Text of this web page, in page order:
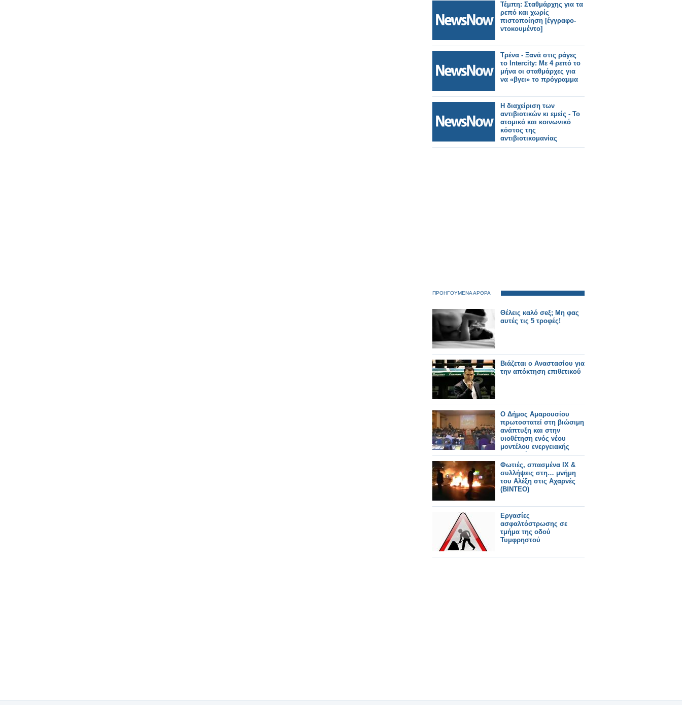
Τέμπη: Σταθμάρχης για τα
ρεπό και χωρίς
πιστοποίηση [έγγραφο-
ντοκουμέντο]
Τρένα - Ξανά στις ράγες
το Intercity: Με 4 ρεπό το
μήνα οι σταθμάρχες για
να «βγει» το πρόγραμμα
Η διαχείριση των
αντιβιοτικών κι εμείς - Το
ατομικό και κοινωνικό
κόστος της
αντιβιοτικομανίας
ΠΡΟΗΓΟΥΜΕΝΑ ΑΡΘΡΑ
Θέλεις καλό σeξ; Μη φας
αυτές τις 5 τροφές!
Βιάζεται ο Αναστασίου για
την απόκτηση επιθετικού
Ο Δήμος Αμαρουσίου
πρωτοστατεί στη βιώσιμη
ανάπτυξη και στην
υιοθέτηση ενός νέου
μοντέλου ενεργειακής
πολιτικής
Φωτιές, σπασμένα ΙΧ &
συλλήψεις στη… μνήμη
του Αλέξη στις Αχαρνές
(ΒΙΝΤΕΟ)
Eργασίες
ασφαλτόστρωσης σε
τμήμα της οδού
Τυμφρηστού